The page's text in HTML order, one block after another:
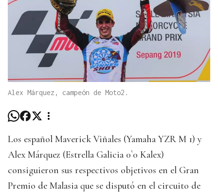
Alex Márquez, campeón de Moto2.
Los español Maverick Viñales (Yamaha YZR M 1) y
Alex Márquez (Estrella Galicia 0`0 Kalex)
consiguieron sus respectivos objetivos en el Gran
Premio de Malasia que se disputó en el circuito de